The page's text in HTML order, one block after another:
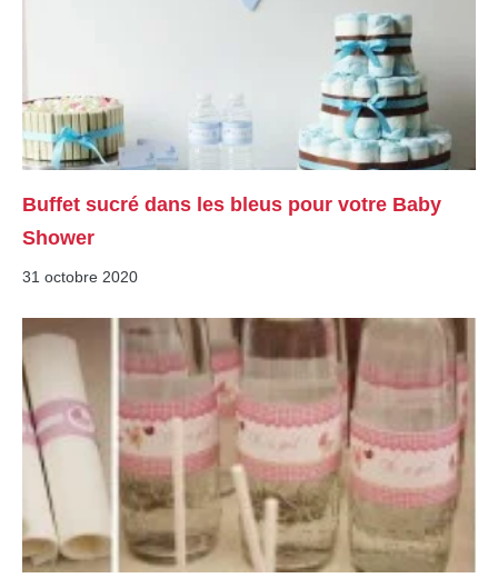
Buffet sucré dans les bleus pour votre Baby
Shower
31 octobre 2020